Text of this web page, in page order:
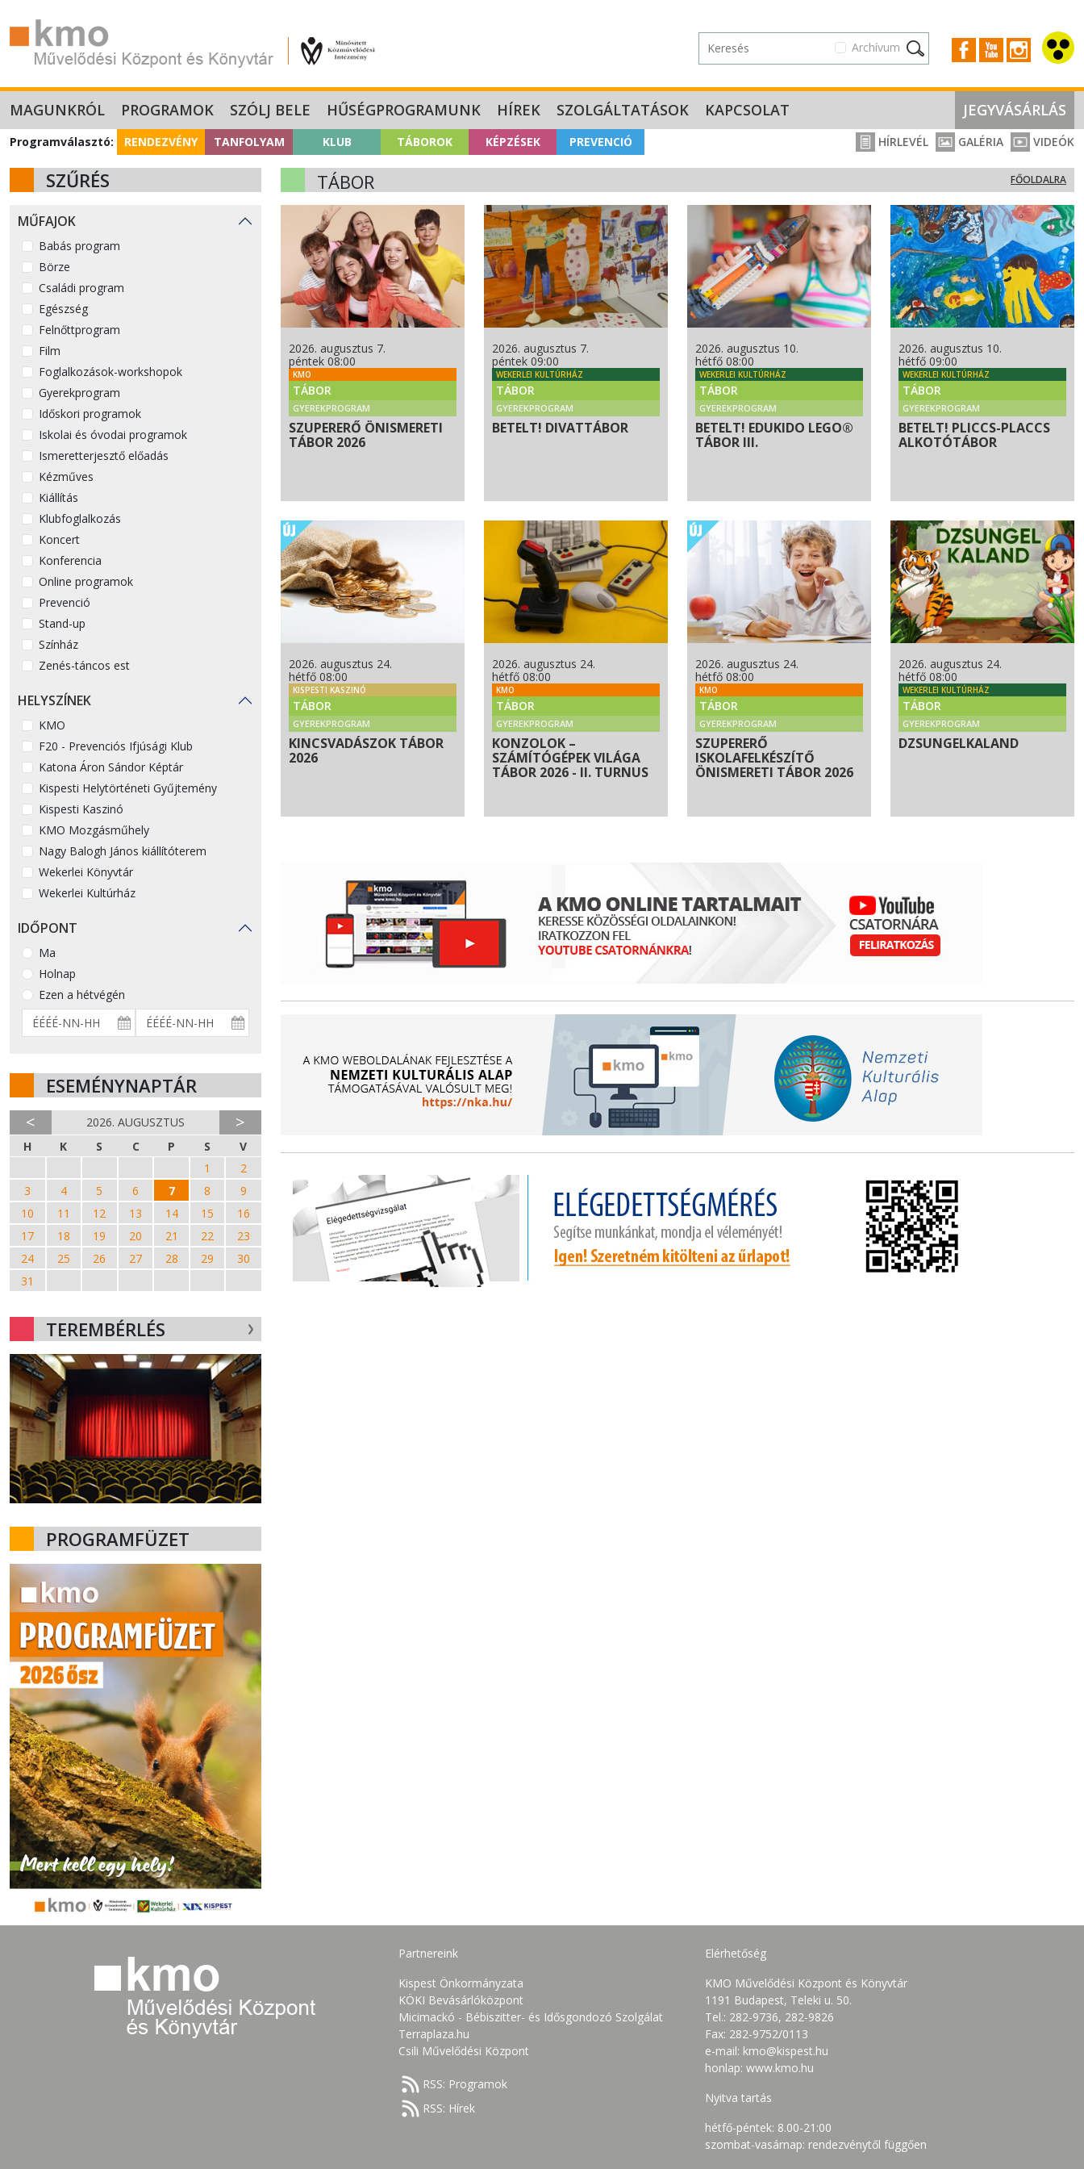
Archívum
MAGUNKRÓL PROGRAMOK SZÓLJ BELE HŰSÉGPROGRAMUNK HÍREK SZOLGÁLTATÁSOK KAPCSOLAT JEGYVÁSÁRLÁS
Programválasztó: RENDEZVÉNY TANFOLYAM KLUB TÁBOROK KÉPZÉSEK PREVENCIÓ HÍRLEVÉL GALÉRIA VIDEÓK
SZŰRÉS
MŰFAJOK
Babás program
Börze
Családi program
Egészség
Felnőttprogram
Film
Foglalkozások-workshopok
Gyerekprogram
Időskori programok
Iskolai és óvodai programok
Ismeretterjesztő előadás
Kézműves
Kiállítás
Klubfoglalkozás
Koncert
Konferencia
Online programok
Prevenció
Stand-up
Színház
Zenés-táncos est
HELYSZÍNEK
KMO
F20 - Prevenciós Ifjúsági Klub
Katona Áron Sándor Képtár
Kispesti Helytörténeti Gyűjtemény
Kispesti Kaszinó
KMO Mozgásműhely
Nagy Balogh János kiállítóterem
Wekerlei Könyvtár
Wekerlei Kultúrház
IDŐPONT
Ma
Holnap
Ezen a hétvégén
ESEMÉNYNAPTÁR
< 2026. AUGUSZTUS >
H K S C P S
V
1
2
3
4 5 6 7 8
9
10
11 12 13 14 15
16
17
18 19 20 21 22
23
24
25 26 27 28 29
30
31
TEREMBÉRLÉS
PROGRAMFÜZET
TÁBOR FŐOLDALRA
2026. augusztus 7.
péntek 08:00
KMO
TÁBOR
GYEREKPROGRAM
SZUPERERŐ ÖNISMERETI
TÁBOR 2026
2026. augusztus 7.
péntek 09:00
WEKERLEI KULTÚRHÁZ
TÁBOR
GYEREKPROGRAM
BETELT! DIVATTÁBOR
2026. augusztus 10.
hétfő 08:00
WEKERLEI KULTÚRHÁZ
TÁBOR
GYEREKPROGRAM
BETELT! EDUKIDO LEGO®
TÁBOR III.
2026. augusztus 10.
hétfő 09:00
WEKERLEI KULTÚRHÁZ
TÁBOR
GYEREKPROGRAM
BETELT! PLICCS-PLACCS
ALKOTÓTÁBOR
2026. augusztus 24.
hétfő 08:00
KISPESTI KASZINÓ
TÁBOR
GYEREKPROGRAM
KINCSVADÁSZOK TÁBOR
2026
2026. augusztus 24.
hétfő 08:00
KMO
TÁBOR
GYEREKPROGRAM
KONZOLOK –
SZÁMÍTÓGÉPEK VILÁGA
TÁBOR 2026 - II. TURNUS
2026. augusztus 24.
hétfő 08:00
KMO
TÁBOR
GYEREKPROGRAM
SZUPERERŐ
ISKOLAFELKÉSZÍTŐ
ÖNISMERETI TÁBOR 2026
2026. augusztus 24.
hétfő 08:00
WEKERLEI KULTÚRHÁZ
TÁBOR
GYEREKPROGRAM
DZSUNGELKALAND
Partnereink
Kispest Önkormányzata
KÖKI Bevásárlóközpont
Micimackó - Bébiszitter- és Idősgondozó Szolgálat
Terraplaza.hu
Csili Művelődési Központ
RSS: Programok
RSS: Hírek
Elérhetőség
KMO Művelődési Központ és Könyvtár
1191 Budapest, Teleki u. 50.
Tel.: 282-9736, 282-9826
Fax: 282-9752/0113
e-mail: kmo@kispest.hu
honlap: www.kmo.hu
Nyitva tartás
hétfő-péntek: 8.00-21:00
szombat-vasárnap: rendezvénytől függően